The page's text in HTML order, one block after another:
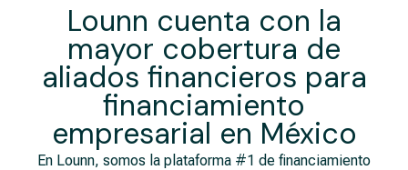
Lounn cuenta con la
mayor cobertura de
aliados financieros para
financiamiento
empresarial​ en México
En Lounn, somos la plataforma #1 de financiamiento